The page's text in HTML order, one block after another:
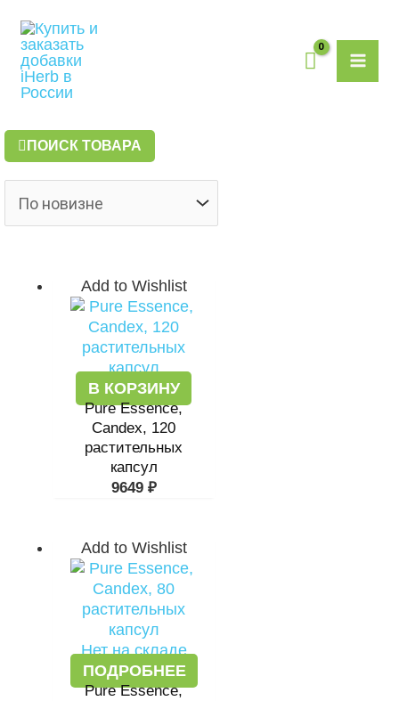
содержимому
ПОИСК ТОВАРА
Add to Wishlist
В КОРЗИНУ
Pure Essence,
Candex, 120
растительных
капсул
9649 ₽
Add to Wishlist
Нет на складе
ПОДРОБНЕЕ
Pure Essence,